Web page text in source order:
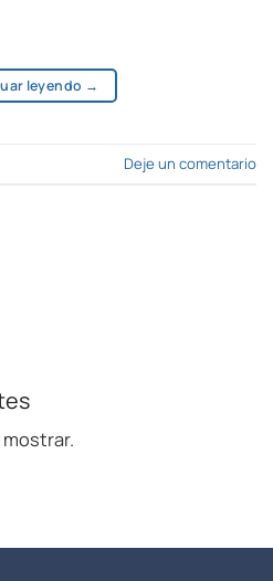
leyendo →
Deje un comentario